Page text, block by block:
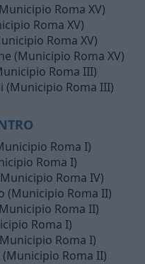
Roma XV)
Roma XV)
Roma XV)
(Municipio Roma XV)
Roma III)
(Municipio Roma III)
Roma I)
Roma I)
Roma IV)
(Municipio Roma II)
Roma II)
Roma I)
Roma I)
Roma II)